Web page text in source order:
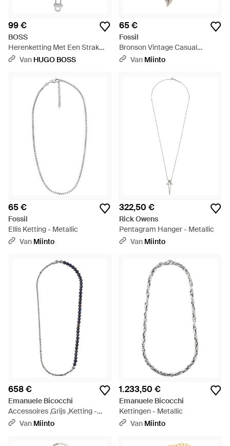
99 €
BOSS
Herenketting Met Een Strak
Ontwerp - Meerkleurig
Van HUGO BOSS
65 €
Fossil
Bronson Vintage Casual
Ketting - Metallic
Van Miinto
65 €
Fossil
Ellis Ketting - Metallic
Van Miinto
322,50 €
Rick Owens
Pentagram Hanger - Metallic
Van Miinto
658 €
Emanuele Bicocchi
Accessoires ,Grijs ,Ketting -
Metallic
Van Miinto
1.233,50 €
Emanuele Bicocchi
Kettingen - Metallic
Van Miinto